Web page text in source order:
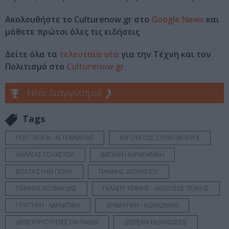
Ακολουθήστε το Culturenow.gr στο Google News και
μάθετε πρώτοι όλες τις ειδήσεις
Δείτε όλα τα τελευταία νέα για την Τέχνη και τον
Πολιτισμό στο Culturenow.gr
Νέοι Διαγωνισμοί ❯
Tags
POP - ROCK - ALTERNATIVE
ΑΥΓΟΥΣΤΟΣ ΣΤΡΙΝΤΜΠΕΡΓΚ
ΑΧΙΛΛΕΑΣ ΓΟΥΑΣΤΩΡ
ΒΑΣΙΛΙΚΗ ΚΑΡΑΓΙΑΝΝΗ
ΒΟΛΤΑ ΣΤΗΝ ΠΟΛΗ
ΓΙΑΝΝΗΣ ΔΙΟΝΥΣΙΟΥ
ΓΙΑΝΝΗΣ ΧΟΥΒΑΡΔΑΣ
ΓΚΑΛΕΡΙ ΤΕΧΝΗΣ - ΑΙΘΟΥΣΕΣ ΤΕΧΝΗΣ
ΓΛΥΠΤΙΚΗ - ΧΑΡΑΚΤΙΚΗ
ΔΡΑΜΑΤΙΚΗ - ΚΟΙΝΩΝΙΚΗ
ΔΡΑΣΤΗΡΙΟΤΗΤΕΣ ΓΙΑ ΠΑΙΔΙΑ
ΔΩΡΕΑΝ ΕΚΔΗΛΩΣΕΙΣ